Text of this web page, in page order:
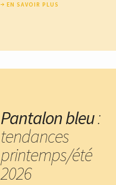
EN SAVOIR PLUS
Pantalon bleu:
tendances
printemps/été
2026